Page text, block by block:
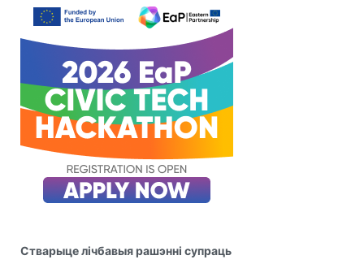
Стварыце лічбавыя рашэнні супраць